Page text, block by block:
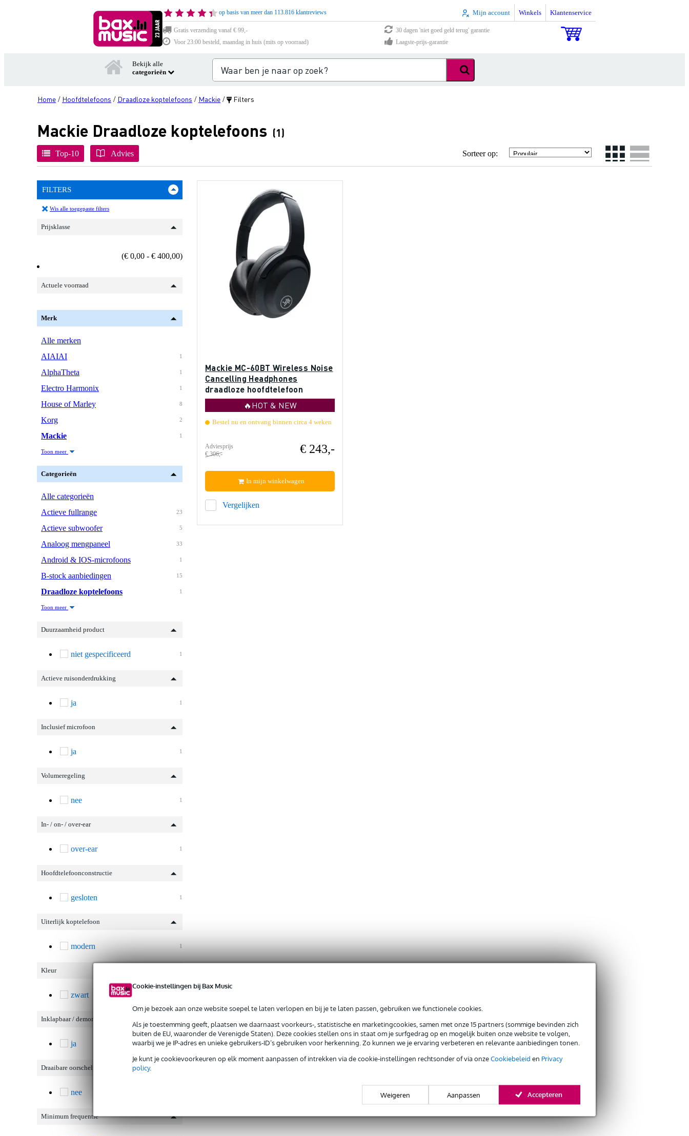
Cookie-instellingen bij Bax Music
Om je bezoek aan onze website soepel te laten verlopen en bij je te laten passen, gebruiken we functionele cookies.
Als je toestemming geeft, plaatsen we daarnaast voorkeurs-, statistische en marketingcookies, samen met onze 15 partners (sommige bevinden zich
buiten de EU, waaronder de Verenigde Staten). Deze cookies stellen ons in staat om je surfgedrag op en mogelijk buiten onze website te volgen,
waarbij we je IP-adres en unieke gebruikers-ID’s gebruiken voor herkenning. Zo kunnen we je ervaring verbeteren en relevante aanbiedingen tonen.
Je kunt je cookievoorkeuren op elk moment aanpassen of intrekken via de cookie-instellingen rechtsonder of via onzeCookiebeleid en Privacy
policy.
Weigeren Aanpassen Accepteren
op basis van meer dan 113.816 klantreviews Mijn account Winkels Klantenservice
Gratis verzending vanaf € 99,-
30 dagen 'niet goed geld terug' garantie
Voor 23:00 besteld, maandag in huis (mits op voorraad)
Laagste-prijs-garantie
Bekijk alle
categorieën
Home / Hoofdtelefoons / Draadloze koptelefoons / Mackie / Filters
Mackie Draadloze koptelefoons (1)
Top-10 Advies Sorteer op:
FILTERS
Wis alle toegepaste filters
Prijsklasse
(€ 0,00 - € 400,00)
Actuele voorraad
Merk
Alle merken
1
AIAIAI
1
AlphaTheta
1
Electro Harmonix
8
House of Marley
2
Korg
1
Mackie
Toon meer
Categorieën
Alle categorieën
23
Actieve fullrange
5
Actieve subwoofer
33
Analoog mengpaneel
1
Android & IOS-microfoons
15
B-stock aanbiedingen
1
Draadloze koptelefoons
Toon meer
Duurzaamheid product
1
niet gespecificeerd
Actieve ruisonderdrukking
1
ja
Inclusief microfoon
1
ja
Volumeregeling
1
nee
In- / on- / over-ear
1
over-ear
Hoofdtelefoonconstructie
1
gesloten
Uiterlijk koptelefoon
1
modern
Kleur
zwart
Inklapbaar / demonteerbaar
1
ja
Draaibare oorschelp
nee
Minimum frequentie
Mackie MC-60BT Wireless Noise
Cancelling Headphones
draadloze hoofdtelefoon
🔥HOT & NEW
Bestel nu en ontvang binnen circa 4 weken
Adviesprijs
€ 306,-
€ 243,-
Vergelijken
In mijn winkelwagen